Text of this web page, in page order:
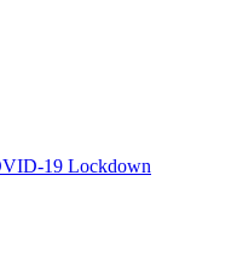
19 Lockdown